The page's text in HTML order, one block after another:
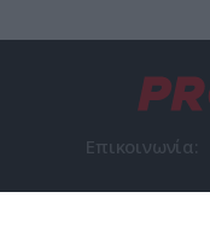
Επικοινωνία: